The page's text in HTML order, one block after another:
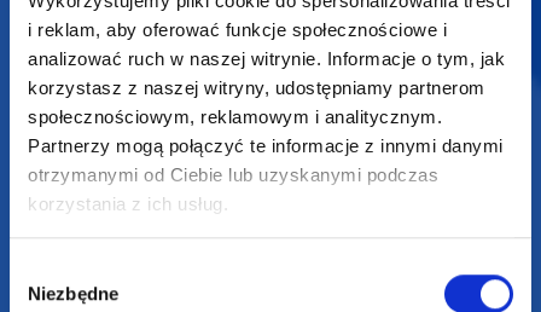
i reklam, aby oferować funkcje społecznościowe i
analizować ruch w naszej witrynie. Informacje o tym, jak
korzystasz z naszej witryny, udostępniamy partnerom
społecznościowym, reklamowym i analitycznym.
Partnerzy mogą połączyć te informacje z innymi danymi
otrzymanymi od Ciebie lub uzyskanymi podczas
korzystania z ich usług.
zgody
Niezbędne
Osiecza Pierwsza 29
62-586 Rzgów
NIP: 6652893990
KONTAKT
+48 601 072 064
biuro@supergadzet.com
od poniedziałku do piątku